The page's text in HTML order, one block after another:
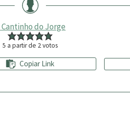
Cantinho do Jorge
5 a partir de 2votos
Copiar Link